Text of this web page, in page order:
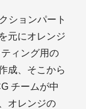
ションパート
元にオレンジ
ィング用の
成、そこから
チームが中
オレンジの